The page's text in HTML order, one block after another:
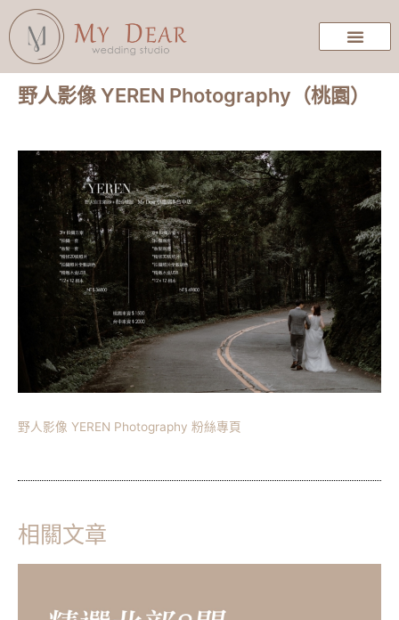
野人影像 YEREN Photography（桃園）
野人影像 YEREN Photography 粉絲專頁
相關文章